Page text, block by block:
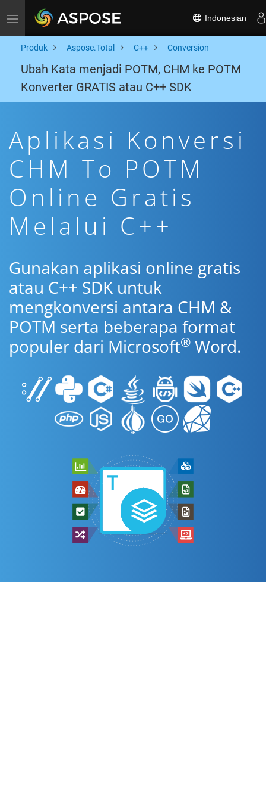
Toggle navigation Indonesian
Produk Aspose.Total C++ Conversion
Ubah Kata menjadi POTM, CHM ke POTM
Konverter GRATIS atau C++ SDK
Aplikasi Konversi
CHM To POTM
Online Gratis
Melalui C++
Gunakan aplikasi online gratis
atau C++ SDK untuk
mengkonversi antara CHM &
POTM serta beberapa format
populer dari Microsoft® Word.